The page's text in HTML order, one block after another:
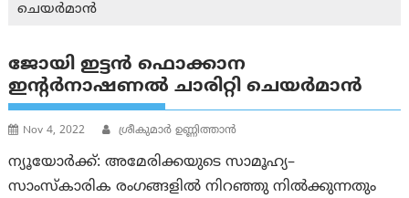
ചെയർമാൻ
ജോയി ഇട്ടൻ ഫൊക്കാന
ഇന്റർനാഷണൽ ചാരിറ്റി ചെയർമാൻ
Nov 4, 2022 ശ്രീകുമാർ ഉണ്ണിത്താൻ
ന്യൂയോർക്ക്: അമേരിക്കയുടെ സാമൂഹ്യ–
സാംസ്കാരിക രംഗങ്ങളിൽ നിറഞ്ഞു നിൽക്കുന്നതും